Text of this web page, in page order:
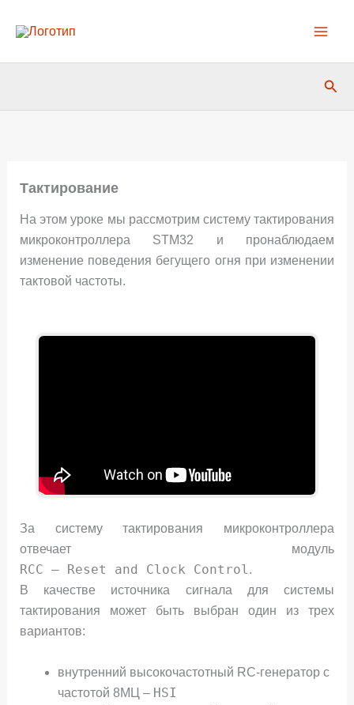
Тактирование
На этом уроке мы рассмотрим систему тактирования
микроконтроллера STM32 и пронаблюдаем
изменение поведения бегущего огня при изменении
тактовой частоты.
За систему тактирования микроконтроллера
отвечает модуль
RCC – Reset and Clock Control.
В качестве источника сигнала для системы
тактирования может быть выбран один из трех
вариантов:
внутренний высокочастотный RC-генератор с
частотой 8МЦ – HSI